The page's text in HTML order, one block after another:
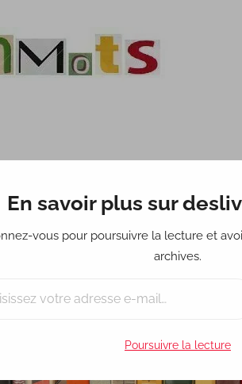
Fantastique
En savoir plus sur
vous pour poursuivre la lecture et
archives.
Poursuivre la lecture